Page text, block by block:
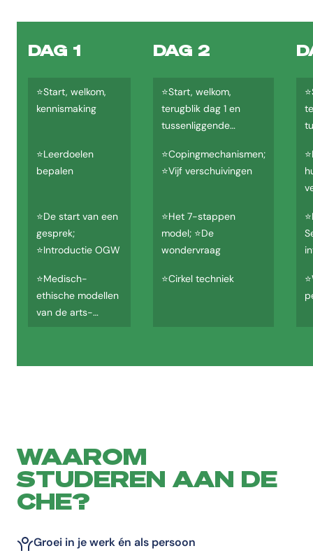
DAG 1
⭐Start, welkom,
kennismaking
⭐Leerdoelen
bepalen
⭐De start van een
gesprek;
⭐Introductie OGW
⭐Medisch-
ethische modellen
van de arts-
DAG 2
⭐Start, welkom,
terugblik dag 1 en
tussenliggende
⭐Copingmechanismen;
⭐Vijf verschuivingen
⭐Het 7-stappen
model; ⭐De
wondervraag
⭐Cirkel techniek
WAAROM
STUDEREN AAN DE
CHE?
Groei in je werk én als persoon